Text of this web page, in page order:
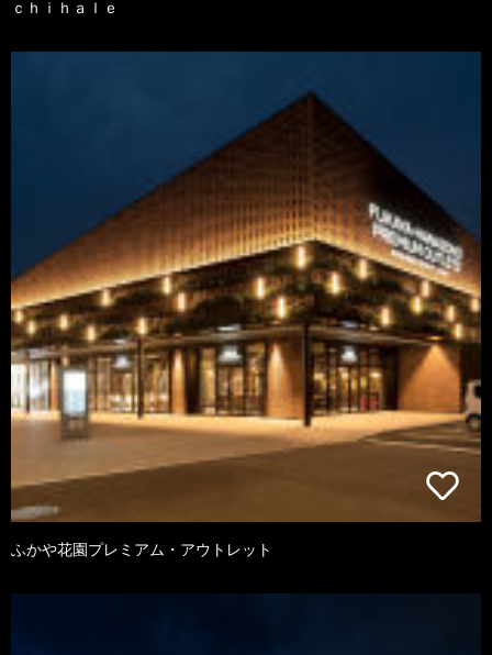
ｃｈｉｈａｌｅ
ふかや花園プレミアム・アウトレット